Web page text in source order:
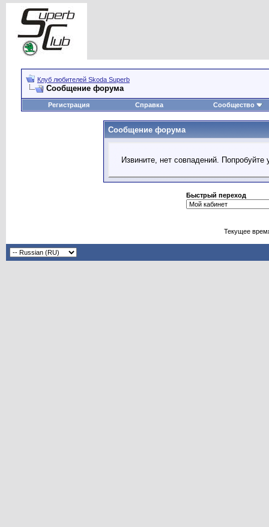
Клуб любителей Skoda Superb
Сообщение форума
Регистрация Справка Сообщество
Сообщение форума
Извините, нет совпадений.
Быстрый переход
Текущее